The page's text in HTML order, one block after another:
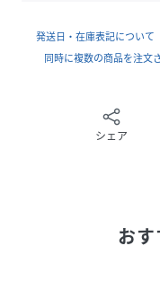
パンツはバランスの
イズからビッグシル
シャツもゆとりのある
パンツの定番アイテ
のバレルパンツとい
より実物と色味が異な
また表示のサイズ感
発送日・在庫表記について
同時に複数の商品を注文
シェア
お